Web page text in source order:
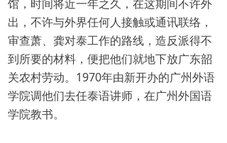
馆，时间将近一年之久，在这期间不许外
出，不许与外界任何人接触或通讯联络，
审查萧、龚对泰工作的路线，造反派得不
到所要的材料，便把他们就地下放广东韶
关农村劳动。1970年由新开办的广州外语
学院调他们去任泰语讲师，在广州外国语
学院教书。